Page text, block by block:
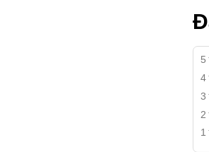
5
4
3
2
1